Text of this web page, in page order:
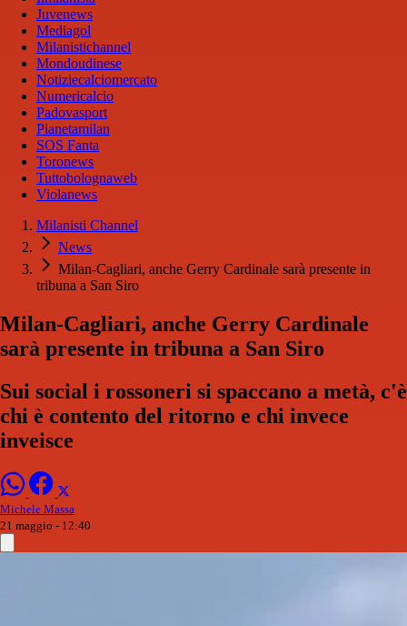
Juvenews
Mediagol
Milanistichannel
Mondoudinese
Notiziecalciomercato
Numericalcio
Padovasport
Pianetamilan
SOS Fanta
Toronews
Tuttobolognaweb
Violanews
Milanisti Channel
News
Milan-Cagliari, anche Gerry Cardinale sarà presente in
tribuna a San Siro
Milan-Cagliari, anche Gerry Cardinale
sarà presente in tribuna a San Siro
Sui social i rossoneri si spaccano a metà, c'è
chi è contento del ritorno e chi invece
inveisce
Michele Massa
21 maggio - 12:40